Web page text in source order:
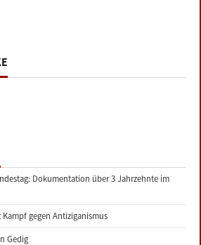
Dokumentation über 3 Jahrzehnte im
gegen Antiziganismus
Gedig